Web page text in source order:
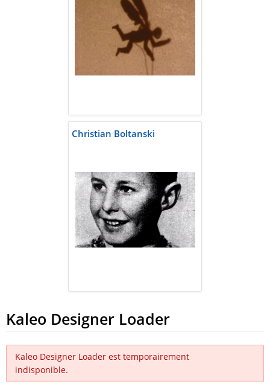
Christian Boltanski
Kaleo Designer Loader
Kaleo Designer Loader est temporairement
indisponible.